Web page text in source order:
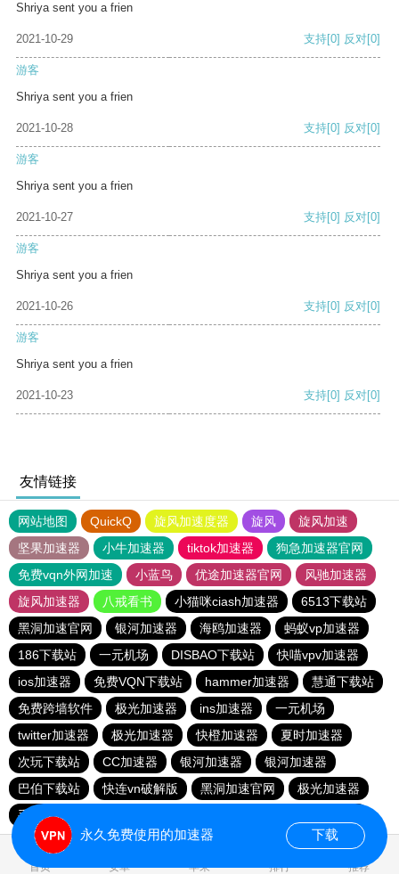
Shriya sent you a frien
2021-10-29 支持[0] 反对[0]
游客
Shriya sent you a frien
2021-10-28 支持[0] 反对[0]
游客
Shriya sent you a frien
2021-10-27 支持[0] 反对[0]
游客
Shriya sent you a frien
2021-10-26 支持[0] 反对[0]
游客
Shriya sent you a frien
2021-10-23 支持[0] 反对[0]
友情链接
网站地图 QuickQ 旋风加速度器 旋风
旋风加速
坚果加速器
小牛加速器 tiktok加速器
狗急加速器官网
免费vqn外网加速
小蓝鸟 优途加速器官网
风驰加速器
旋风加速器
八戒看书 小猫咪ciash加速器
6513下载站
黑洞加速官网
银河加速器 海鸥加速器
蚂蚁vp加速器
186下载站
一元机场 DISBAO下载站
快喵vpv加速器
ios加速器
免费VQN下载站 hammer加速器
慧通下载站
免费跨墙软件
极光加速器 ins加速器
一元机场
twitter加速器
极光加速器 快橙加速器
夏时加速器
次玩下载站
CC加速器 银河加速器
银河加速器
巴伯下载站
快连vn破解版 黑洞加速官网
极光加速器
手机外国加速器官网
首页 安卓 苹果 排行 推荐
永久免费使用的加速器 下载
0.180505s